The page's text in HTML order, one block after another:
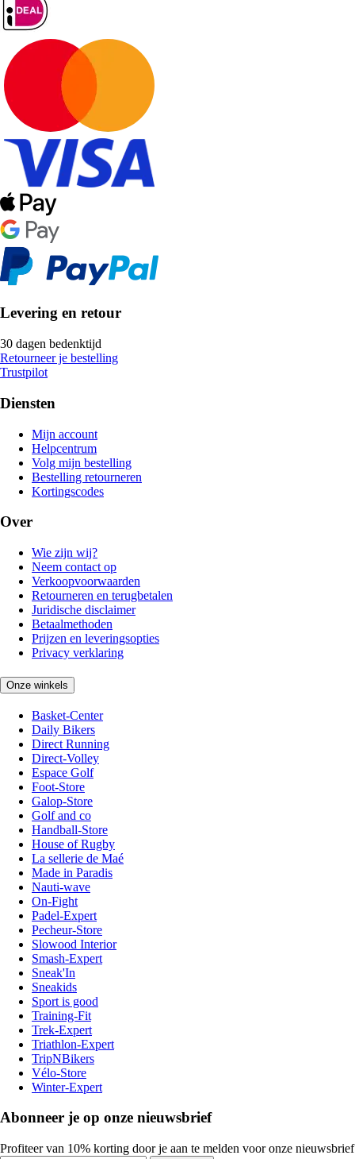
Levering en retour
30 dagen bedenktijd
Retourneer je bestelling
Trustpilot
Diensten
Mijn account
Helpcentrum
Volg mijn bestelling
Bestelling retourneren
Kortingscodes
Over
Wie zijn wij?
Neem contact op
Verkoopvoorwaarden
Retourneren en terugbetalen
Juridische disclaimer
Betaalmethoden
Prijzen en leveringsopties
Privacy verklaring
Onze winkels
Basket-Center
Daily Bikers
Direct Running
Direct-Volley
Espace Golf
Foot-Store
Galop-Store
Golf and co
Handball-Store
House of Rugby
La sellerie de Maé
Made in Paradis
Nauti-wave
On-Fight
Padel-Expert
Pecheur-Store
Slowood Interior
Smash-Expert
Sneak'In
Sneakids
Sport is good
Training-Fit
Trek-Expert
Triathlon-Expert
TripNBikers
Vélo-Store
Winter-Expert
Abonneer je op onze nieuwsbrief
Profiteer van 10% korting door je aan te melden voor onze nieuwsbrief